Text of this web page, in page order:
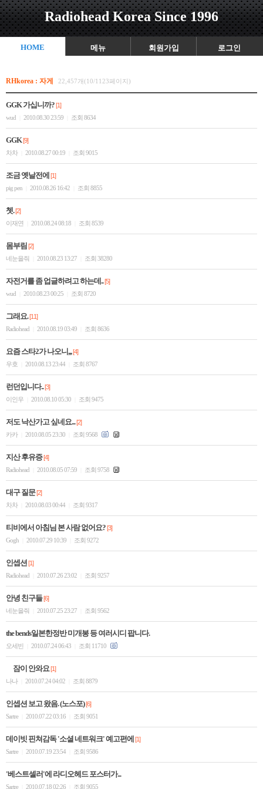
Radiohead Korea Since 1996
HOME 메뉴 회원가입 로그인
RHkorea : 자게 22,457개(10/1123페이지)
GGK 가십니까?[1]
wud
2010.08.30 23:59 조회 8634
GGK[9]
차차
2010.08.27 00:19 조회 9015
조금 옛날전에 [1]
pig pen
2010.08.26 16:42 조회 8855
쳇.[2]
이재연
2010.08.24 08:18 조회 8539
몸부림 [2]
네눈을줘
2010.08.23 13:27 조회 38280
자전거를 좀 업글하려고 하는데..[5]
wud
2010.08.23 00:25 조회 8720
그래요.[11]
Radiohead
2010.08.19 03:49 조회 8636
요즘 스타2가 나오니,,,[4]
우호
2010.08.13 23:44 조회 8767
런던입니다..[3]
이인우
2010.08.10 05:30 조회 9475
저도 낙산가고 싶네요...[2]
카카
2010.08.05 23:30 조회 9568
지산 후유증[4]
Radiohead
2010.08.05 07:59 조회 9758
대구 질문[2]
차차
2010.08.03 00:44 조회 9317
티비에서 아침님 본 사람 없어요?[3]
Gogh
2010.07.29 10:39 조회 9272
인셉션[1]
Radiohead
2010.07.26 23:02 조회 9257
안녕 친구들[6]
네눈을줘
2010.07.25 23:27 조회 9562
the bends일본한정반 미개봉 등 여러시디 팝니다.
오세빈 2010.07.24 06:43 조회 11710
잠이 안와요[1]
나나
2010.07.24 04:02 조회 8879
인셉션 보고 왔음. (노스포)[6]
Sartre
2010.07.22 03:16 조회 9051
데이빗 핀쳐감독 '소셜 네트워크' 예고편에 [1]
Sartre
2010.07.19 23:54 조회 9586
'베스트셀러'에 라디오헤드 포스터가...
Sartre 2010.07.18 02:26 조회 9055